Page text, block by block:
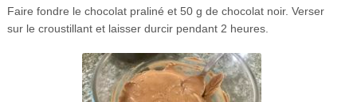
Faire fondre le chocolat praliné et 50 g de chocolat noir. Verser
sur le croustillant et laisser durcir pendant 2 heures.